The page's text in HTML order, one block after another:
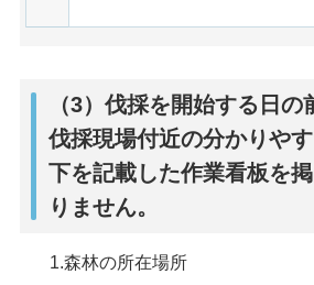
（3）伐採を開始する日の
伐採現場付近の分かりや
下を記載した作業看板を
りません。
1.森林の所在場所